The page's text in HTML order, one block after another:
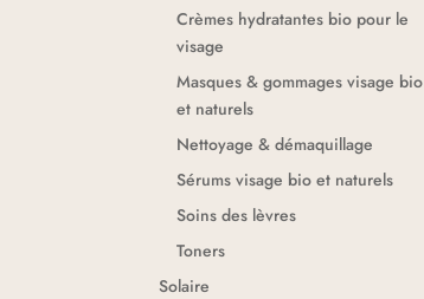
Crèmes hydratantes bio pour le
visage
Masques & gommages visage bio
et naturels
Nettoyage & démaquillage
Sérums visage bio et naturels
Soins des lèvres
Toners
Solaire